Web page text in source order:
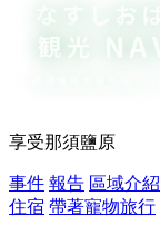
享受那須鹽原
事件 報告 區域介紹
住宿 帶著寵物旅行